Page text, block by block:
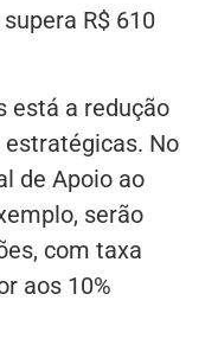
R$ 610
está a redução
No
de Apoio ao
serão
com taxa
aos 10%